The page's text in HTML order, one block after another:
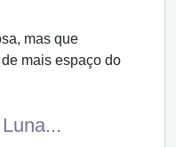
mas que
mais espaço do